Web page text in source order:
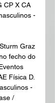
CP X CA
-
Graz
fecho do
Física D.
-
/